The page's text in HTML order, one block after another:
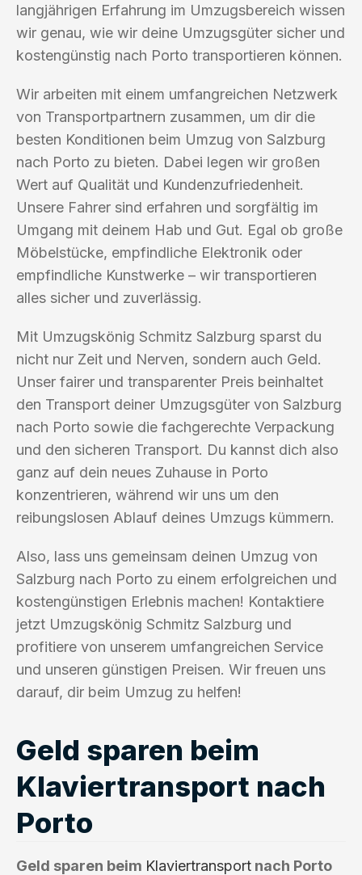
langjährigen Erfahrung im Umzugsbereich wissen
wir genau, wie wir deine Umzugsgüter sicher und
kostengünstig nach Porto transportieren können.
Wir arbeiten mit einem umfangreichen Netzwerk
von Transportpartnern zusammen, um dir die
besten Konditionen beim Umzug von Salzburg
nach Porto zu bieten. Dabei legen wir großen
Wert auf Qualität und Kundenzufriedenheit.
Unsere Fahrer sind erfahren und sorgfältig im
Umgang mit deinem Hab und Gut. Egal ob große
Möbelstücke, empfindliche Elektronik oder
empfindliche Kunstwerke – wir transportieren
alles sicher und zuverlässig.
Mit Umzugskönig Schmitz Salzburg sparst du
nicht nur Zeit und Nerven, sondern auch Geld.
Unser fairer und transparenter Preis beinhaltet
den Transport deiner Umzugsgüter von Salzburg
nach Porto sowie die fachgerechte Verpackung
und den sicheren Transport. Du kannst dich also
ganz auf dein neues Zuhause in Porto
konzentrieren, während wir uns um den
reibungslosen Ablauf deines Umzugs kümmern.
Also, lass uns gemeinsam deinen Umzug von
Salzburg nach Porto zu einem erfolgreichen und
kostengünstigen Erlebnis machen! Kontaktiere
jetzt Umzugskönig Schmitz Salzburg und
profitiere von unserem umfangreichen Service
und unseren günstigen Preisen. Wir freuen uns
darauf, dir beim Umzug zu helfen!
Geld sparen beim
Klaviertransport nach
Porto
Geld sparen beim Klaviertransport nach Porto